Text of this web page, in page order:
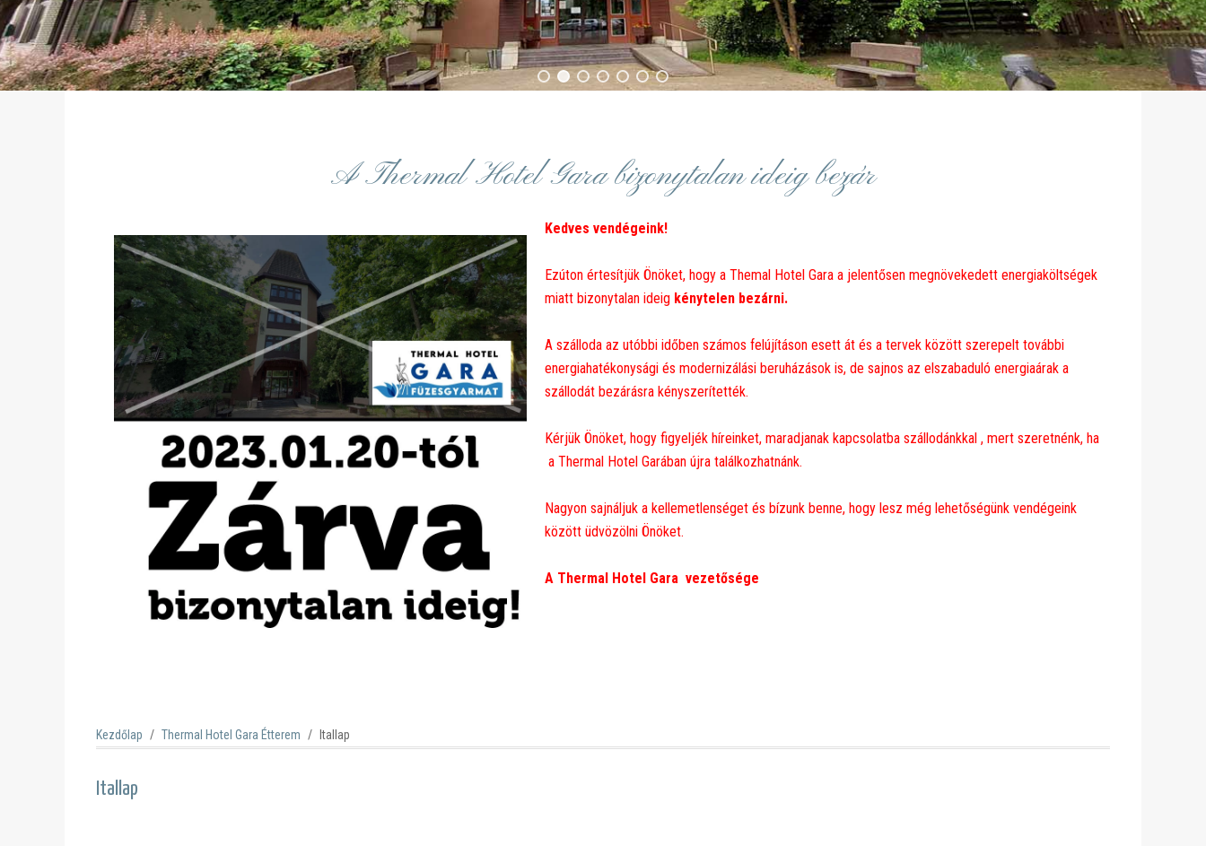
A Thermal Hotel Gara bizonytalan ideig bezár
Kedves vendégeink!
Ezúton értesítjük Önöket, hogy a Themal Hotel Gara a jelentősen megnövekedett energiaköltségek
miatt bizonytalan ideig kénytelen bezárni.
A szálloda az utóbbi időben számos felújításon esett át és a tervek között szerepelt további
energiahatékonysági és modernizálási beruházások is, de sajnos az elszabaduló energiaárak a
szállodát bezárásra kényszerítették.
Kérjük Önöket, hogy figyeljék híreinket, maradjanak kapcsolatba szállodánkkal , mert szeretnénk, ha
a Thermal Hotel Garában újra találkozhatnánk.
Nagyon sajnáljuk a kellemetlenséget és bízunk benne, hogy lesz még lehetőségünk vendégeink
között üdvözölni Önöket.
A Thermal Hotel Gara vezetősége
Kezdőlap Thermal Hotel Gara Étterem Itallap
Itallap